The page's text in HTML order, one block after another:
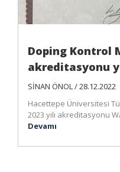
Doping Kontrol
akreditasyonu
SİNAN ÖNOL / 28.12.2022
Hacettepe Üniversitesi
2023 yılı akreditasyonu
Devamı